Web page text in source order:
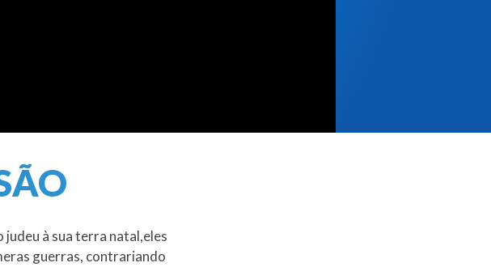
à sua terra natal,eles
guerras, contrariando